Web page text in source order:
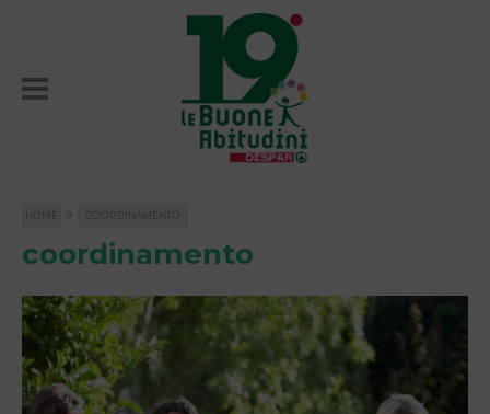
HOME » COORDINAMENTO
coordinamento